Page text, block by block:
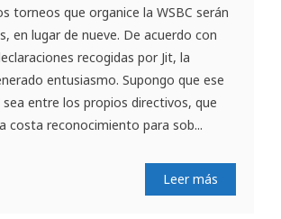
torneos que organice la WSBC serán
en lugar de nueve. De acuerdo con
recogidas por Jit, la
entusiasmo. Supongo que ese
sea entre los propios directivos, que
costa reconocimiento para sob...
Leer más